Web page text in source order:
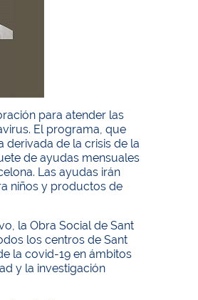
para atender las
El programa, que
derivada de la crisis de la
de ayudas mensuales
Las ayudas irán
niños y productos de
la Obra Social de Sant
los centros de Sant
la covid-19 en ámbitos
y la investigación